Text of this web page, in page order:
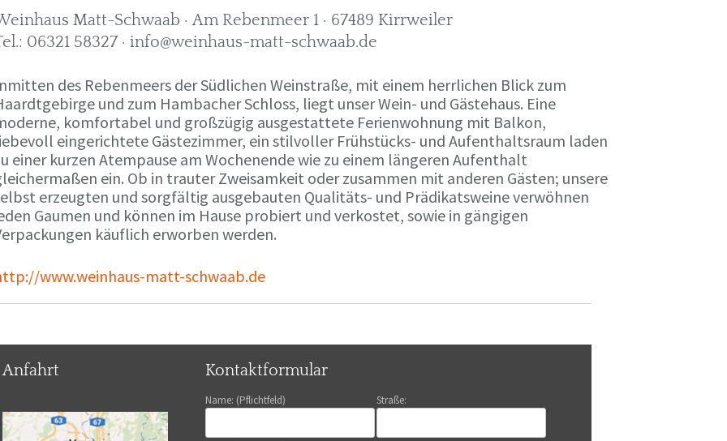
Matt-Schwaab · Am Rebenmeer 1 · 67489 Kirrweiler
06321 58327 · info@weinhaus-matt-schwaab.de
des Rebenmeers der Südlichen Weinstraße, mit einem herrlichen Blick zum
und zum Hambacher Schloss, liegt unser Wein- und Gästehaus. Eine
komfortabel und großzügig ausgestattete Ferienwohnung mit Balkon,
eingerichtete Gästezimmer, ein stilvoller Frühstücks- und Aufenthaltsraum laden
einer kurzen Atempause am Wochenende wie zu einem längeren Aufenthalt
ein. Ob in trauter Zweisamkeit oder zusammen mit anderen Gästen; unsere
erzeugten und sorgfältig ausgebauten Qualitäts- und Prädikatsweine verwöhnen
Gaumen und können im Hause probiert und verkostet, sowie in gängigen
käuflich erworben werden.
www.weinhaus-matt-schwaab.de
Anfahrt Kontaktformular
Name: (Pflichtfeld) Straße: